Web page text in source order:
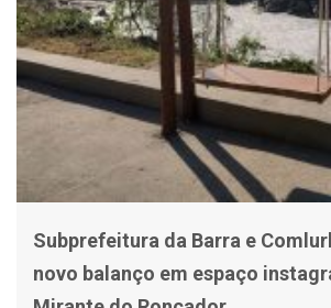
Subprefeitura da Barra e
novo balanço em espaço